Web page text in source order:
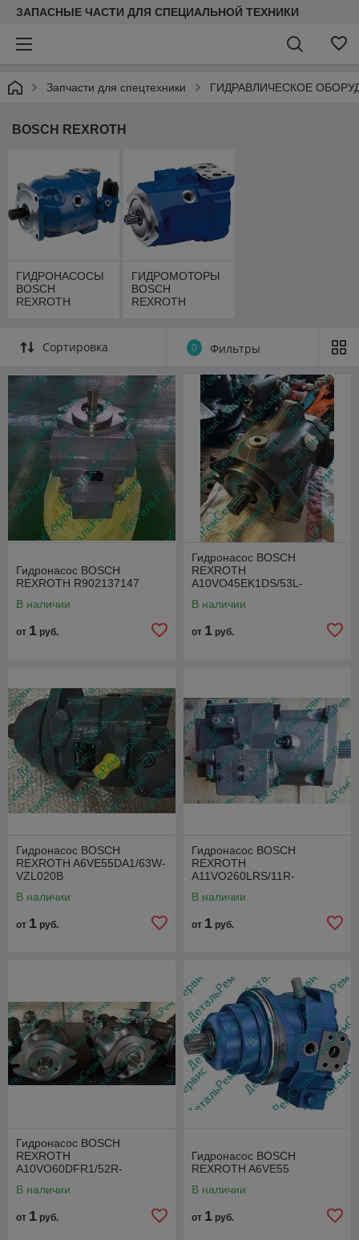
ЗАПАСНЫЕ ЧАСТИ ДЛЯ СПЕЦИАЛЬНОЙ ТЕХНИКИ
Запчасти для спецтехники ГИДРАВЛИЧЕСКОЕ
BOSCH REXROTH
ГИДРОНАСОСЫ
BOSCH
REXROTH
ГИДРОМОТОРЫ
BOSCH
REXROTH
Сортировка 0 Фильтры
Гидронасос BOSCH
REXROTH R902137147
В наличии
от 1 руб.
Гидронасос BOSCH
REXROTH
A10VO45EK1DS/53L-
В наличии
от 1 руб.
Гидронасос BOSCH
REXROTH A6VE55DA1/63W-
VZL020B
В наличии
от 1 руб.
Гидронасос BOSCH
REXROTH
A11VO260LRS/11R-
В наличии
от 1 руб.
Гидронасос BOSCH
REXROTH
A10VO60DFR1/52R-
В наличии
от 1 руб.
Гидронасос BOSCH
REXROTH A6VE55
В наличии
от 1 руб.